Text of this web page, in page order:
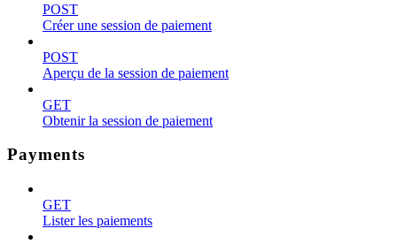
POST
Créer une session de paiement
POST
Aperçu de la session de paiement
GET
Obtenir la session de paiement
Payments
GET
Lister les paiements